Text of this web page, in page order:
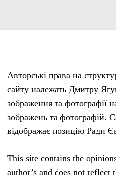
Авторські права на
сайту належать Дмитру
зображення та фотографії
зображень та фотографій.
відображає позицію
This site contains the
author’s and does not